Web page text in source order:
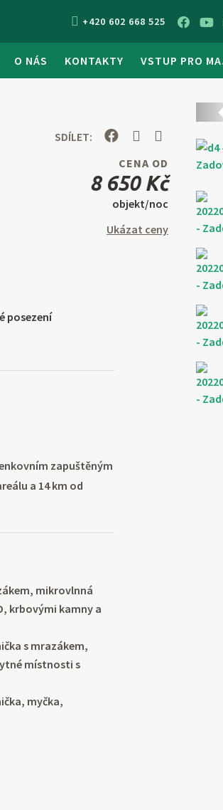
+420 602 668 525
O NÁS KONTAKTY VSTUP PRO
SDÍLET:
CENA OD
8 650 Kč
objekt/noc
Ukázat ceny
posezení
zapuštěným
a 14 km od
mikrovlnná
krbovými kamny a
s mrazákem,
místnosti s
myčka,